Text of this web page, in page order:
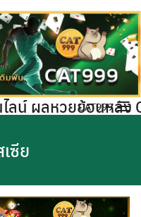
ลน์ ผลหวยย้อนหลัง
CAT999
ซีย